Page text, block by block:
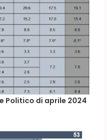
Politico di aprile 2024